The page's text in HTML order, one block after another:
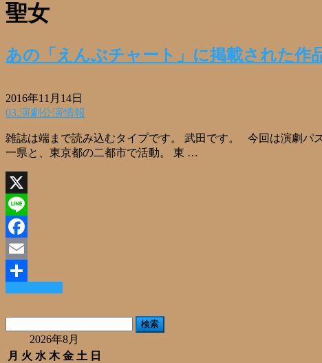
聖女
あの「えんぶチャート」に掲載された作
2016年11月14日
03.演劇公演情報
雑誌は端まで読み込むタイプです。 武田です。 今回は演劇パ
一県と、東京都の二都市で活動。 東 …
X
Line
Facebook
Email
共
有
2026年8月
月 火 水 木 金 土 日